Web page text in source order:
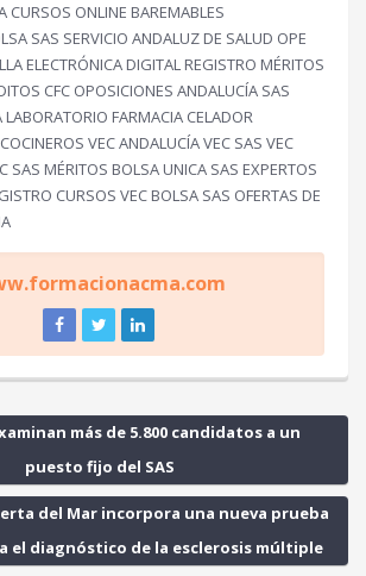
CURSOS ONLINE BAREMABLES
SAS SERVICIO ANDALUZ DE SALUD OPE
ELECTRÓNICA DIGITAL REGISTRO MÉRITOS
CFC OPOSICIONES ANDALUCÍA SAS
LABORATORIO FARMACIA CELADOR
VEC ANDALUCÍA VEC SAS VEC
SAS MÉRITOS BOLSA UNICA SAS EXPERTOS
CURSOS VEC BOLSA SAS OFERTAS DE
más de 5.800 candidatos a un
puesto fijo del SAS
del Mar incorpora una nueva prueba
el diagnóstico de la esclerosis múltiple